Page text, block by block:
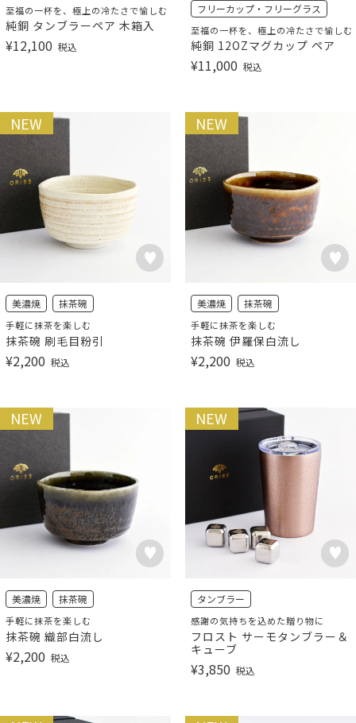
至福の一杯を、極上の冷たさで愉しむ
純銅 タンブラーペア 木箱入
¥12,100 税込
フリーカップ・フリーグラス
至福の一杯を、極上の冷たさで愉しむ
純銅 12OZマグカップ ペア
¥11,000 税込
NEW
美濃焼 抹茶碗
手軽に抹茶を楽しむ
抹茶碗 刷毛目粉引
¥2,200 税込
NEW
美濃焼 抹茶碗
手軽に抹茶を楽しむ
抹茶碗 伊羅保白流し
¥2,200 税込
NEW
美濃焼 抹茶碗
手軽に抹茶を楽しむ
抹茶碗 織部白流し
¥2,200 税込
NEW
タンブラー
感謝の気持ちを込めた贈り物に
フロスト サーモタンブラー＆
キューブ
¥3,850 税込